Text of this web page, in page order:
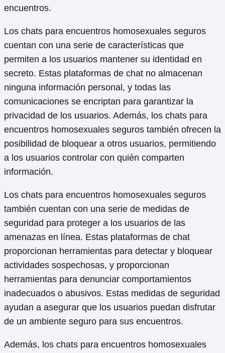
encuentros.
Los chats para encuentros homosexuales seguros
cuentan con una serie de características que
permiten a los usuarios mantener su identidad en
secreto. Estas plataformas de chat no almacenan
ninguna información personal, y todas las
comunicaciones se encriptan para garantizar la
privacidad de los usuarios. Además, los chats para
encuentros homosexuales seguros también ofrecen la
posibilidad de bloquear a otros usuarios, permitiendo
a los usuarios controlar con quién comparten
información.
Los chats para encuentros homosexuales seguros
también cuentan con una serie de medidas de
seguridad para proteger a los usuarios de las
amenazas en línea. Estas plataformas de chat
proporcionan herramientas para detectar y bloquear
actividades sospechosas, y proporcionan
herramientas para denunciar comportamientos
inadecuados o abusivos. Estas medidas de seguridad
ayudan a asegurar que los usuarios puedan disfrutar
de un ambiente seguro para sus encuentros.
Además, los chats para encuentros homosexuales